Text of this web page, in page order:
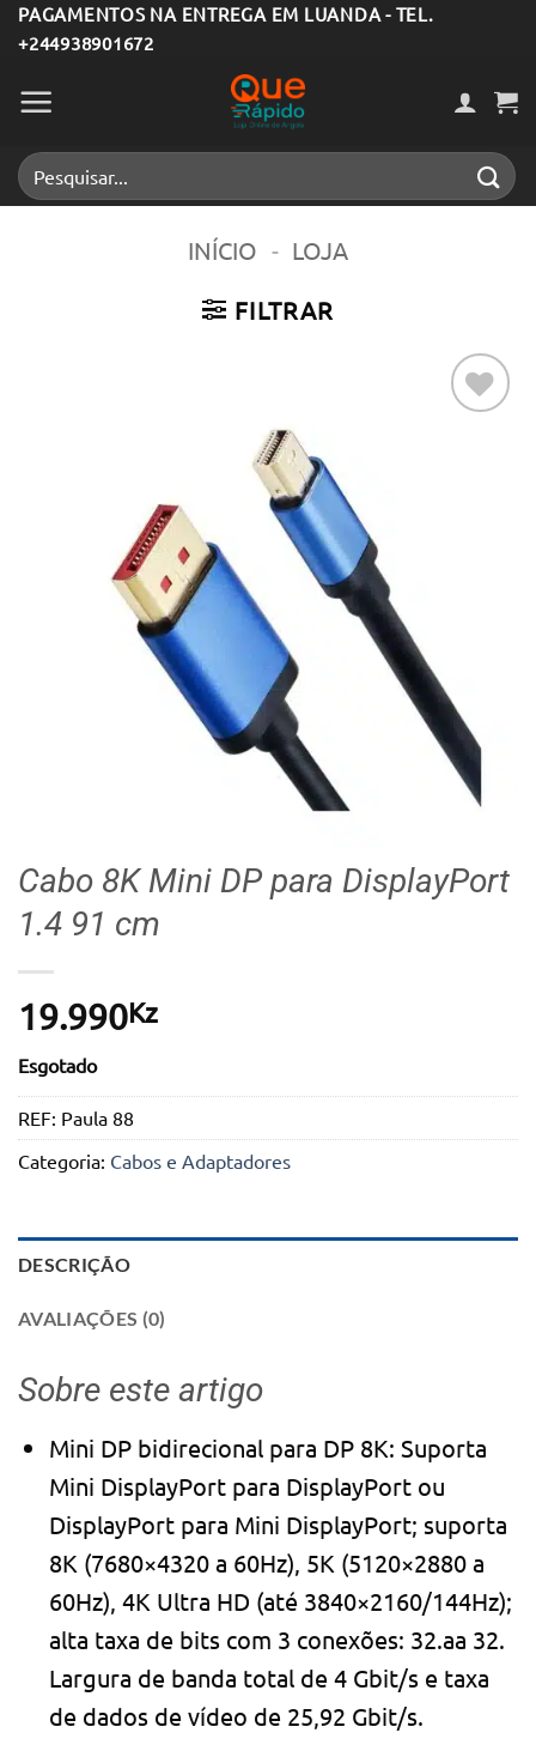
Skip
to
content
PAGAMENTOS NA ENTREGA EM LUANDA - TEL.
+244938901672
Pesquisar
por:
INÍCIO - LOJA
FILTRAR
Cabo 8K Mini DP para DisplayPort
1.4 91 cm
19.990Kz
Esgotado
REF: Paula 88
Categoria: Cabos e Adaptadores
DESCRIÇÃO
AVALIAÇÕES (0)
Sobre este artigo
Mini DP bidirecional para DP 8K: Suporta
Mini DisplayPort para DisplayPort ou
DisplayPort para Mini DisplayPort; suporta
8K (7680×4320 a 60Hz), 5K (5120×2880 a
60Hz), 4K Ultra HD (até 3840×2160/144Hz);
alta taxa de bits com 3 conexões: 32.aa 32.
Largura de banda total de 4 Gbit/s e taxa
de dados de vídeo de 25,92 Gbit/s.